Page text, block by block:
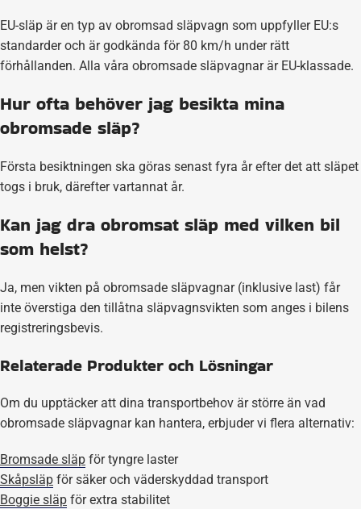
EU-släp är en typ av obromsad släpvagn som uppfyller EU:s
standarder och är godkända för 80 km/h under rätt
förhållanden. Alla våra obromsade släpvagnar är EU-klassade.
Hur ofta behöver jag besikta mina
obromsade släp?
Första besiktningen ska göras senast fyra år efter det att släpet
togs i bruk, därefter vartannat år.
Kan jag dra obromsat släp med vilken bil
som helst?
Ja, men vikten på obromsade släpvagnar (inklusive last) får
inte överstiga den tillåtna släpvagnsvikten som anges i bilens
registreringsbevis.
Relaterade Produkter och Lösningar
Om du upptäcker att dina transportbehov är större än vad
obromsade släpvagnar kan hantera, erbjuder vi flera alternativ:
Bromsade släp för tyngre laster
Skåpsläp för säker och väderskyddad transport
Boggie släp för extra stabilitet